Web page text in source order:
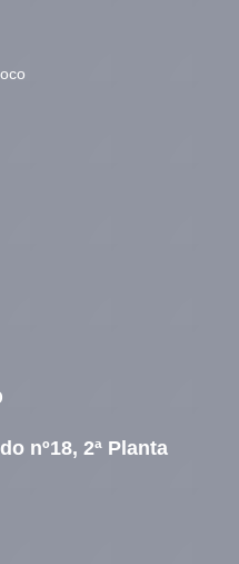
nº18, 2ª Planta